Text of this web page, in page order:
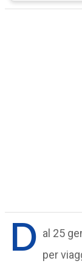
D al 25
per